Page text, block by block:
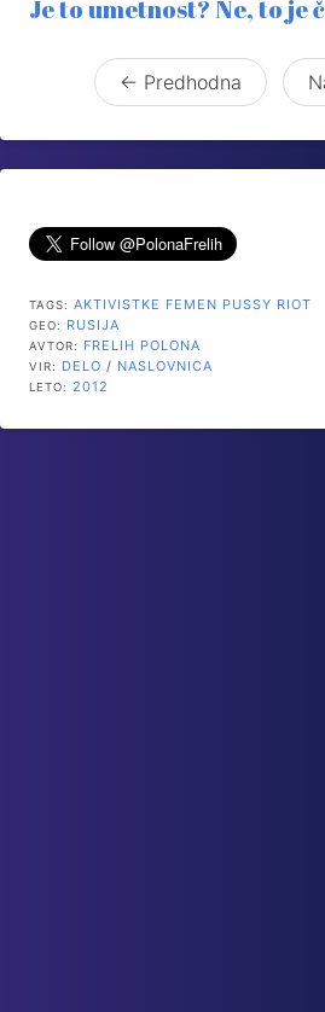
Je to umetnost? Ne, to je
← Predhodna
TAGS: AKTIVISTKE FEMEN PUSSY RIOT
GEO: RUSIJA
AVTOR: FRELIH POLONA
VIR: DELO / NASLOVNICA
LETO: 2012